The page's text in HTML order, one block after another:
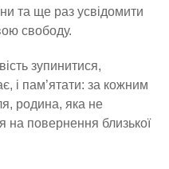
та ще раз усвідомити
свободу.
зупинитися,
і пам’ятати: за кожним
родина, яка не
на повернення близької